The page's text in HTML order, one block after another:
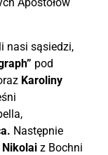
Apostołów
nasi sąsiedzi,
pod
Karoliny
Następnie
Nikolai z Bochni